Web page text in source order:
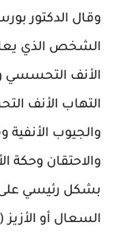
وقال الدكتور
الشخص الذي
الأنف التحسسي
التهاب الأنف
والجيوب
والاحتقان وحكة
بشكل رئيسي
السعال أو